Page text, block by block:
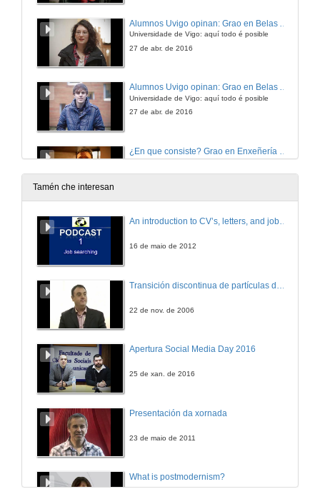
Universidade de Vigo: aquí todo é posible
27 de abr. de 2016
Alumnos Uvigo opinan: Grao en Belas Artes
Universidade de Vigo: aquí todo é posible
27 de abr. de 2016
Universidade de Vigo: aquí todo é posible
27 de abr. de 2016
Universidade de Vigo: aquí todo é posible
Universidade de Vigo: aquí todo é posible
Universidade de Vigo: aquí todo é posible
Universidade de Vigo: aquí todo é posible
Universidade de Vigo: Aquí todo é posible
Tamén che interesan
An introduction to CV’s, letters, and job searching
16 de maio de 2012
22 de nov. de 2006
Apertura Social Media Day 2016
25 de xan. de 2016
Presentación da xornada
23 de maio de 2011
What is postmodernism?